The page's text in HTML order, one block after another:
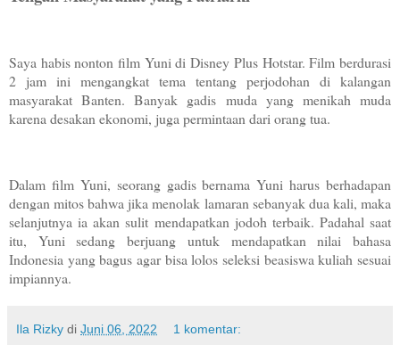
Saya habis nonton film Yuni di Disney Plus Hotstar. Film berdurasi
2 jam ini mengangkat tema tentang perjodohan di kalangan
masyarakat Banten. Banyak gadis muda yang menikah muda
karena desakan ekonomi, juga permintaan dari orang tua.
Dalam film Yuni, seorang gadis bernama Yuni harus berhadapan
dengan mitos bahwa jika menolak lamaran sebanyak dua kali, maka
selanjutnya ia akan sulit mendapatkan jodoh terbaik. Padahal saat
itu, Yuni sedang berjuang untuk mendapatkan nilai bahasa
Indonesia yang bagus agar bisa lolos seleksi beasiswa kuliah sesuai
impiannya.
Ila Rizky di Juni 06, 2022 1 komentar: